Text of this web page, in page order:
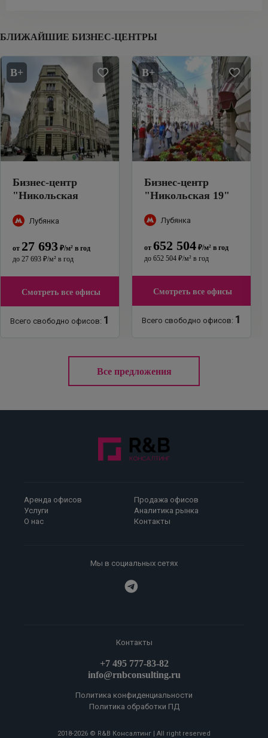
БЛИЖАЙШИЕ БИЗНЕС-ЦЕНТРЫ
B+
Бизнес-центр
"Никольская
Лубянка
от 27 693 ₽/м² в год
до 27 693 ₽/м² в год
Смотреть все офисы
Всего свободно офисов: 1
B+
Бизнес-центр
"Никольская 19"
Лубянка
от 652 504 ₽/м² в год
до 652 504 ₽/м² в год
Смотреть все офисы
Всего свободно офисов: 1
Все предложения
Аренда офисов
Продажа офисов
Услуги
Аналитика рынка
О нас
Контакты
Мы в социальных сетях
Контакты
+7 495 777-83-82
info@rnbconsulting.ru
Политика конфиденциальности
Политика обработки ПД
2018-2026 © R&B Консалтинг | All right reserved